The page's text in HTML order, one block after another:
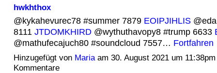
hwkhthox
@kykahevurec78 #summer 7879 EOIPJIHLIS
8111 JTDOMKHIRD@wythuthavopy8 #trump 6633
@mathufecajuch80 #soundcloud 7557… Fortfahren
Hinzugefügt von Mariaam 30. August 2021 um
Kommentare